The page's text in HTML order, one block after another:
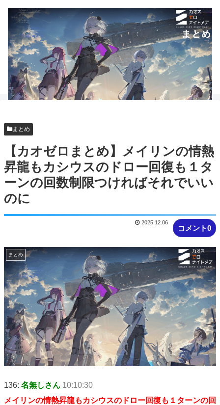
まとめ
【カオゼロまとめ】メイリンの情熱
昇龍もカシウスのドロー回復も１タ
ーンの回数制限つければそれでいい
のに
コメント0
2025.12.06
まとめ
136: 名無しさん 10:10:30
メイリンの情熱昇龍もカシウスのドロー回復も１ターンの回